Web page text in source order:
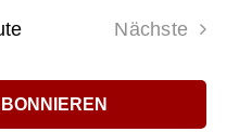
Nächste